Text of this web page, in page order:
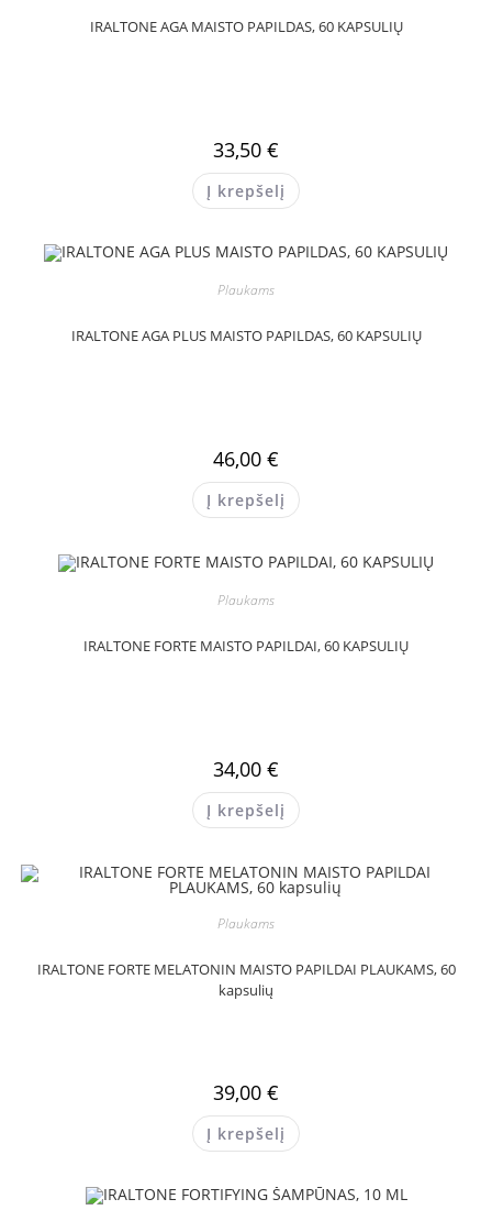
IRALTONE AGA MAISTO PAPILDAS, 60 KAPSULIŲ
33,50 €
Į krepšelį
Plaukams
IRALTONE AGA PLUS MAISTO PAPILDAS, 60 KAPSULIŲ
46,00 €
Į krepšelį
Plaukams
IRALTONE FORTE MAISTO PAPILDAI, 60 KAPSULIŲ
34,00 €
Į krepšelį
Plaukams
IRALTONE FORTE MELATONIN MAISTO PAPILDAI PLAUKAMS, 60
kapsulių
39,00 €
Į krepšelį